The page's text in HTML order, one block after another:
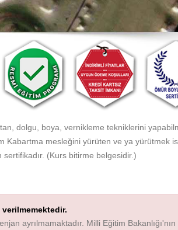
dolgu, boya, vernikleme tekniklerini
Kabartma mesleğini yürüten ve ya yürütmek
(Kurs bitirme belgesidir.)
ayrılmamaktadır. Milli Eğitim